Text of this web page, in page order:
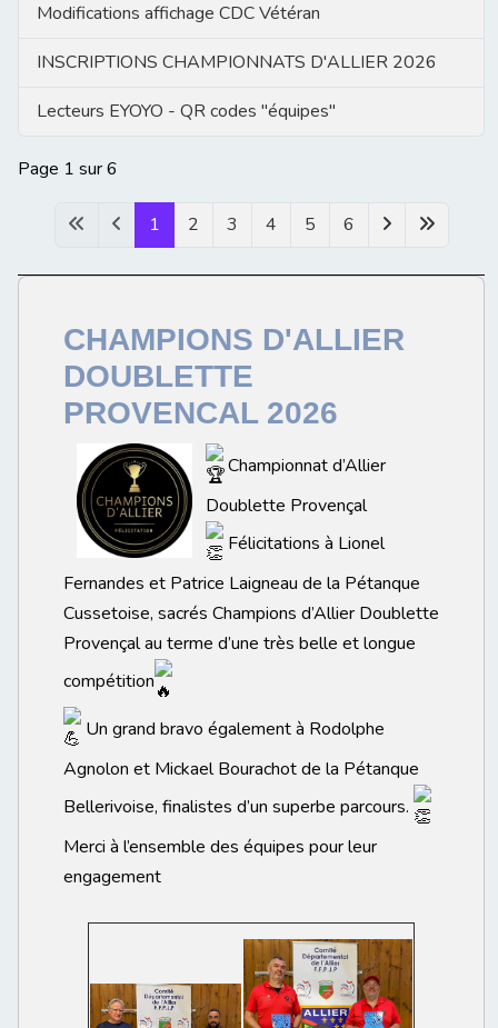
Modifications affichage CDC Vétéran
INSCRIPTIONS CHAMPIONNATS D'ALLIER 2026
Lecteurs EYOYO - QR codes "équipes"
Page 1 sur 6
1 2 3 4 5 6
CHAMPIONS D'ALLIER
DOUBLETTE
PROVENCAL 2026
Championnat d’Allier
Doublette Provençal
Félicitations à Lionel
Fernandes et Patrice Laigneau de la Pétanque
Cussetoise, sacrés Champions d’Allier Doublette
Provençal au terme d’une très belle et longue
compétition
Un grand bravo également à Rodolphe
Agnolon et Mickael Bourachot de la Pétanque
Bellerivoise, finalistes d’un superbe parcours.
Merci à l’ensemble des équipes pour leur
engagement